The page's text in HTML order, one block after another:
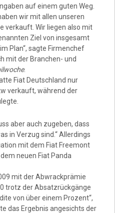
auf einem guten Weg.
wir mit allen unseren
verkauft. Wir liegen also mit
Ziel von insgesamt
Plan“, sagte Firmenchef
mit der Branchen- und
.
Fiat Deutschland nur
verkauft, während der
aber auch zugeben, dass
in Verzug sind.“ Allerdings
mit dem Fiat Freemont
neuen Fiat Panda
mit der Abwrackprämie
trotz der Absatzrückgänge
von über einem Prozent“,
das Ergebnis angesichts der